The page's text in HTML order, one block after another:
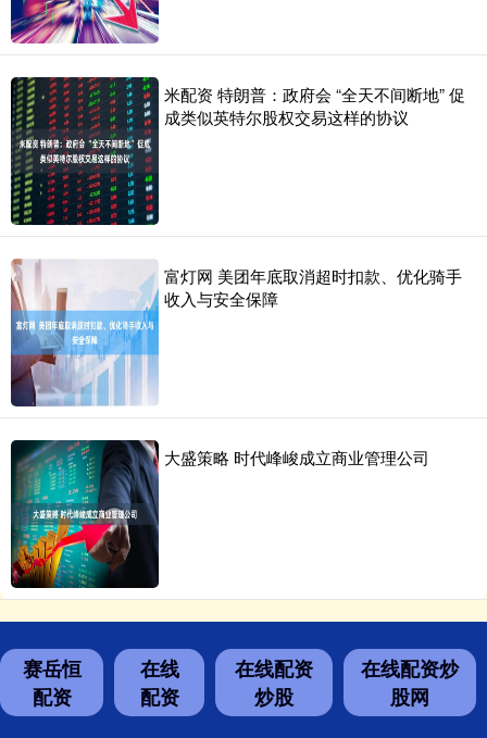
米配资 特朗普：政府会 “全天不间断地” 促
成类似英特尔股权交易这样的协议
富灯网 美团年底取消超时扣款、优化骑手
收入与安全保障
大盛策略 时代峰峻成立商业管理公司
赛岳恒
配资
在线
配资
在线配资
炒股
在线配资炒
股网